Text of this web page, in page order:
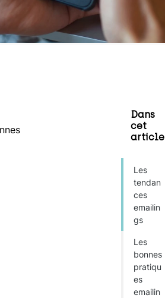
Dans
cet
article
Les
tendan
ces
emailin
gs
Les
bonnes
pratiqu
es
emailin